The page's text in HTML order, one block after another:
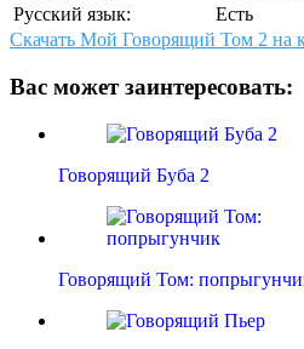
Русский язык:
Есть
Скачать Мой Говорящий Том 2 на
Вас может заинтересовать:
Говорящий Буба 2
Говорящий Том: